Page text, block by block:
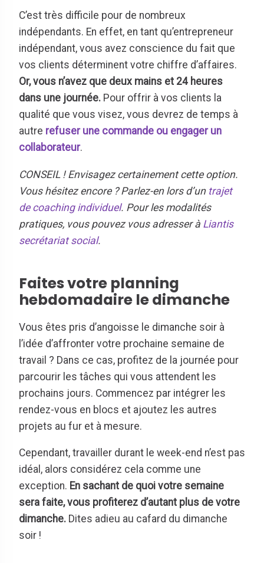
C’est très difficile pour de nombreux
indépendants. En effet, en tant qu’entrepreneur
indépendant, vous avez conscience du fait que
vos clients déterminent votre chiffre d’affaires.
Or, vous n’avez que deux mains et 24 heures
dans une journée. Pour offrir à vos clients la
qualité que vous visez, vous devrez de temps à
autre refuser une commande ou engager un
collaborateur.
CONSEIL ! Envisagez certainement cette option.
Vous hésitez encore ? Parlez-en lors d’un trajet
de coaching individuel. Pour les modalités
pratiques, vous pouvez vous adresser à Liantis
secrétariat social.
Faites votre planning
hebdomadaire le dimanche
Vous êtes pris d’angoisse le dimanche soir à
l’idée d’affronter votre prochaine semaine de
travail ? Dans ce cas, profitez de la journée pour
parcourir les tâches qui vous attendent les
prochains jours. Commencez par intégrer les
rendez-vous en blocs et ajoutez les autres
projets au fur et à mesure.
Cependant, travailler durant le week-end n’est pas
idéal, alors considérez cela comme une
exception. En sachant de quoi votre semaine
sera faite, vous profiterez d’autant plus de votre
dimanche. Dites adieu au cafard du dimanche
soir !